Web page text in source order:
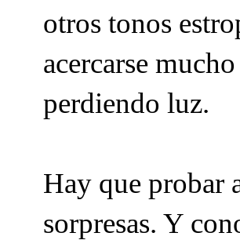
otros tonos
acercarse
perdiendo luz.
Hay que probar
sorpresas. Y